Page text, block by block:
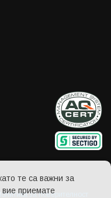
за поверителност
те са важни за
приемате